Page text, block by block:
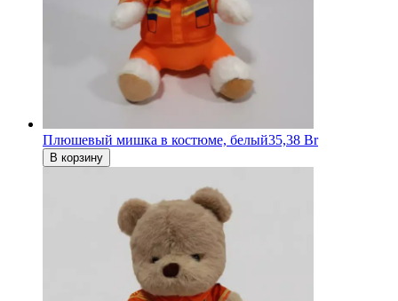
Плюшевый мишка в костюме, белый35,38 Br
В корзину